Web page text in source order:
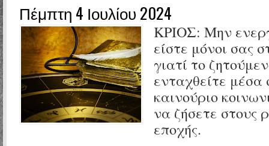
Πέμπτη 4 Ιουλίου 2024
ΚΡΙΟΣ: Μην
είστε μόνοι σας
γιατί το
ενταχθείτε μέσα
καινούριο
να ζήσετε στους
εποχής.